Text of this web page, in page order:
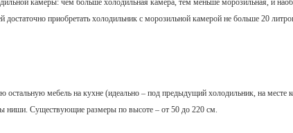
камеры: чем больше холодильная камера, тем меньше морозильная, и
приобретать холодильник с морозильной камерой не больше 20
остальную мебель на кухне (идеально – под предыдущий холодильник, на месте
ниши. Существующие размеры по высоте – от 50 до 220 см.